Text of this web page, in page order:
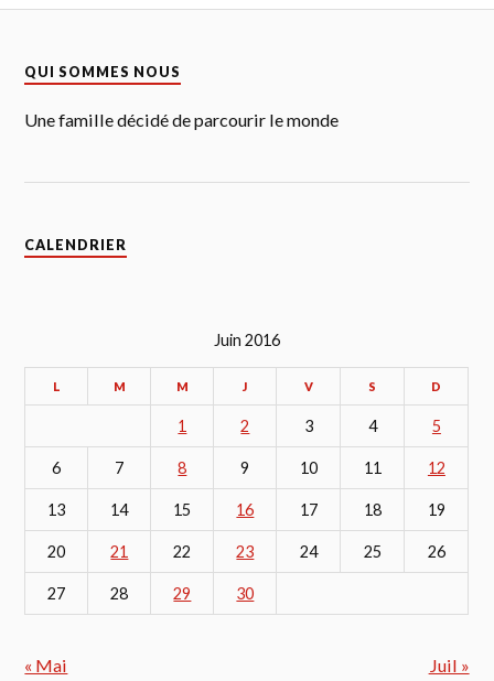
QUI SOMMES NOUS
Une famille décidé de parcourir le monde
CALENDRIER
Juin 2016
L M M J V S D
1 2 3 4 5
6 7 8 9 10 11 12
13 14 15 16 17 18 19
20 21 22 23 24 25 26
27 28 29 30
« Mai Juil »